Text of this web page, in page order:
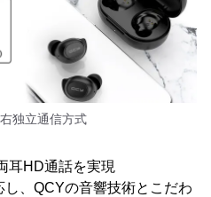
独立通信方式
耳HD通話を実現
、QCYの音響技術とこだわ